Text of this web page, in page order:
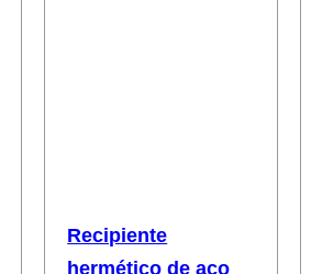
Recipiente
hermético de aço